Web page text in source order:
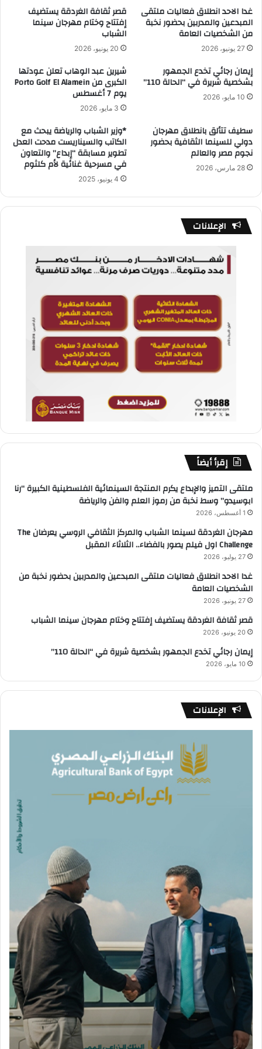
غدا الاحد انطلاق فعاليات ملتقى
المبدعين والمدربين بحضور نخبة
من الشخصيات العامة
27 يونيو، 2026
قصر ثقافة الغردقة يستضيف
إفتتاح وختام مهرجان سينما
الشباب
20 يونيو، 2026
إيمان رجائي تخدع الجمهور
بشخصية شريرة في “الحالة 110”
10 مايو، 2026
شيرين عبد الوهاب تعلن عودتها
الكبرى من Porto Golf El Alamein
يوم 7 أغسطس
3 مايو، 2026
سطيف تتألق بانطلاق مهرجان
دولي للسينما الثقافية بحضور
نجوم مصر والعالم
28 مارس، 2026
*وزير الشباب والرياضة يبحث مع
الكاتب والسيناريست مدحت العدل
تطوير مسابقة “إبداع” والتعاون
في مسرحية غنائية لأم كلثوم
4 يونيو، 2025
الإعلانات
إقرأ أيضاً
ملتقى التميز والإبداع يكرم المنتجة السينمائية الفلسطينية الكبيرة “رنا
ابوسيدو” وسط نخبة من رموز العلم والفن والرياضة
1 أغسطس، 2026
مهرجان الغردقة لسينما الشباب والمركز الثقافي الروسي يعرضان The
Challenge اول فيلم يصور بالفضاء.. الثلاثاء المقبل
27 يوليو، 2026
غدا الاحد انطلاق فعاليات ملتقى المبدعين والمدربين بحضور نخبة من
الشخصيات العامة
27 يونيو، 2026
قصر ثقافة الغردقة يستضيف إفتتاح وختام مهرجان سينما الشباب
20 يونيو، 2026
إيمان رجائي تخدع الجمهور بشخصية شريرة في “الحالة 110”
10 مايو، 2026
الإعلانات